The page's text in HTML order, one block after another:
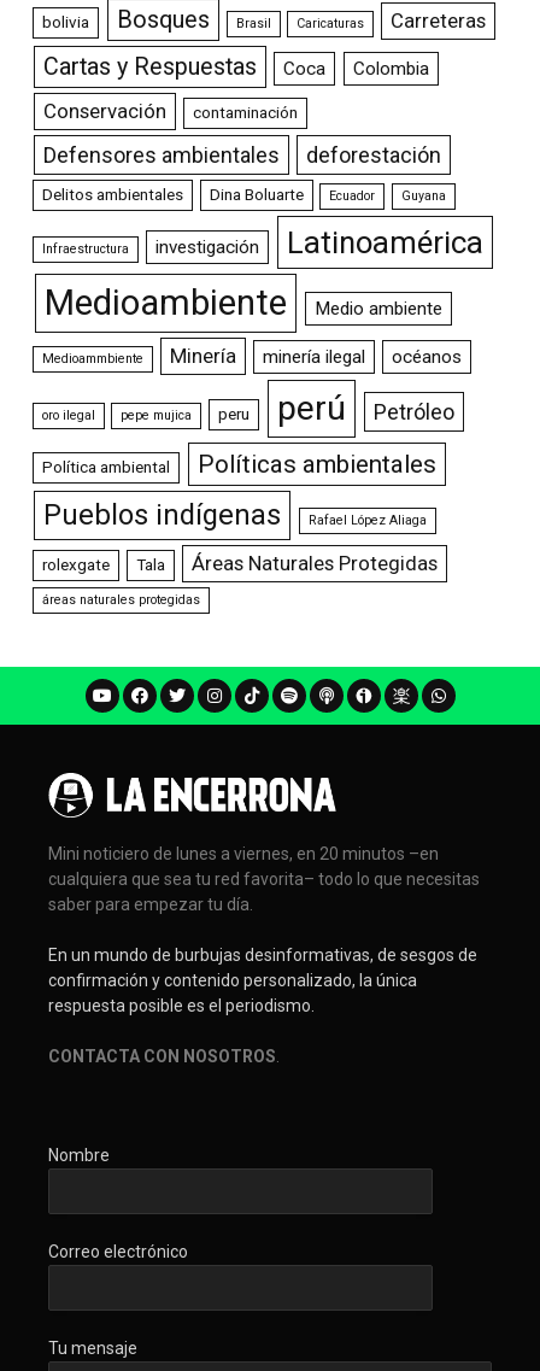
bolivia Bosques Brasil Caricaturas Carreteras
Cartas y Respuestas Coca Colombia
Conservación contaminación
Defensores ambientales deforestación
Delitos ambientales Dina Boluarte Ecuador Guyana
Infraestructura investigación Latinoamérica
Medioambiente Medio ambiente
Medioammbiente Minería minería ilegal océanos
oro ilegal pepe mujica peru perú Petróleo
Política ambiental Políticas ambientales
Pueblos indígenas Rafael López Aliaga
rolexgate Tala Áreas Naturales Protegidas
áreas naturales protegidas
Mini noticiero de lunes a viernes, en 20 minutos –en
cualquiera que sea tu red favorita– todo lo que necesitas
saber para empezar tu día.
En un mundo de burbujas desinformativas, de sesgos de
confirmación y contenido personalizado, la única
respuesta posible es el periodismo.
CONTACTA CON NOSOTROS
Nombre
Correo electrónico
Tu mensaje